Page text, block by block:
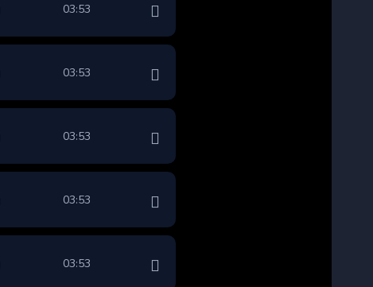
03:53
03:53
03:53
03:53
03:53